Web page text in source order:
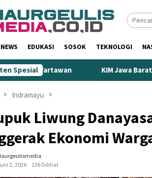
NEWS EDUKASI SOSOK TEKNOLOGI
Spesial KIM Jawa Barat Jadi Ujung
Indramayu
Liwung
Ekonomi
2, 2026
136 Dilihat